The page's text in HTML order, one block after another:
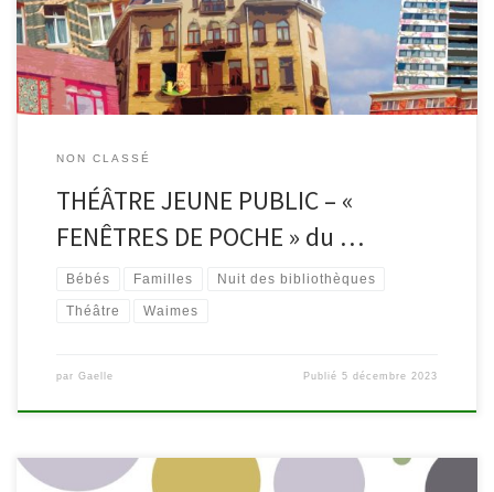
Madame Tran, de Juliette, Fanette, Suzette et Ninette… Regarder
[…]
NON CLASSÉ
THÉÂTRE JEUNE PUBLIC – «
FENÊTRES DE POCHE » du …
Bébés Familles Nuit des bibliothèques
Théâtre Waimes
par Gaelle Publié5 décembre 2023